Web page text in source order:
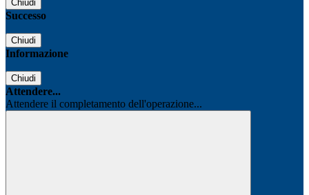
Chiudi
Successo
Chiudi
Informazione
Chiudi
Attendere...
Attendere il completamento dell'operazione...